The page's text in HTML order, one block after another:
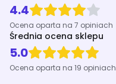
4.4
Ocena oparta na 7 opiniach
Średnia ocena sklepu
5.0
Ocena oparta na 19 opiniach